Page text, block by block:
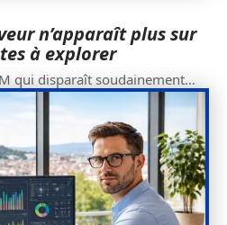
n’apparaît plus sur
à explorer
qui disparaît soudainement…